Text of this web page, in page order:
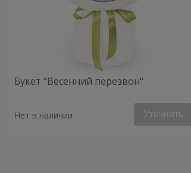
Букет "Весенний перезвон"
Нет в наличии Уточнить